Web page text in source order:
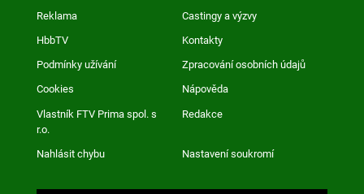
Reklama Castingy a výzvy
HbbTV Kontakty
Podmínky užívání Zpracování osobních údajů
Cookies Nápověda
Vlastník FTV Prima spol. s
r.o.
Redakce
Nahlásit chybu Nastavení soukromí